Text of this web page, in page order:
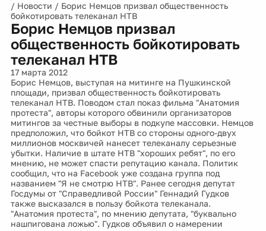
/ Новости / Борис Немцов призвал общественность
бойкотировать телеканал НТВ
Борис Немцов призвал
общественность бойкотировать
телеканал НТВ
17 марта 2012
Борис Немцов, выступая на митинге на Пушкинской
площади, призвал общественность бойкотировать
телеканал НТВ. Поводом стал показ фильма "Анатомия
протеста", авторы которого обвинили организаторов
митингов за честные выборы в подкупе массовки. Немцов
предположил, что бойкот НТВ со стороны одного-двух
миллионов москвичей нанесет телеканалу серьезные
убытки. Наличие в штате НТВ "хороших ребят", по его
мнению, не может спасти репутацию канала. Политик
сообщил, что на Facebook уже создана группа под
названием "Я не смотрю НТВ". Ранее сегодня депутат
Госдумы от "Справедливой России" Геннадий Гудков
также высказался в пользу бойкота телеканала.
"Анатомия протеста", по мнению депутата, "буквально
нашпигована ложью". Гудков объявил о намерении